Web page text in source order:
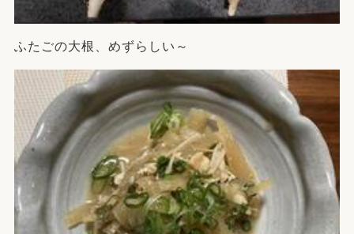
ふたごの大根、めずらしい～